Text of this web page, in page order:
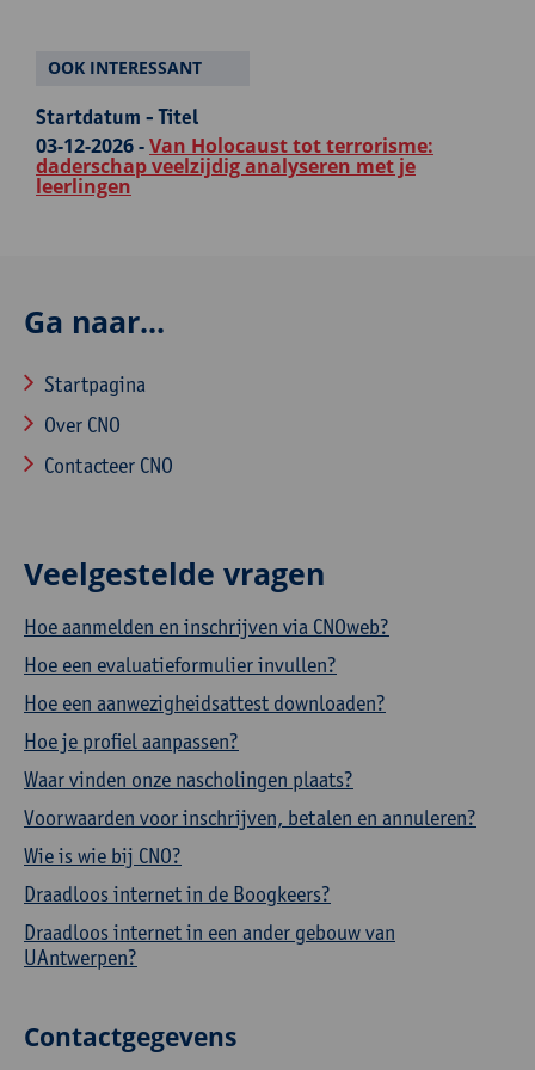
OOK INTERESSANT
Startdatum - Titel
03-12-2026 -Van Holocaust tot terrorisme:
daderschap veelzijdig analyseren met je
leerlingen
Ga naar...
Startpagina
Over CNO
Contacteer CNO
Veelgestelde vragen
Hoe aanmelden en inschrijven via CNOweb?
Hoe een evaluatieformulier invullen?
Hoe een aanwezigheidsattest downloaden?
Hoe je profiel aanpassen?
Waar vinden onze nascholingen plaats?
Voorwaarden voor inschrijven, betalen en annuleren?
Wie is wie bij CNO?
Draadloos internet in de Boogkeers?
Draadloos internet in een ander gebouw van
UAntwerpen?
Contactgegevens